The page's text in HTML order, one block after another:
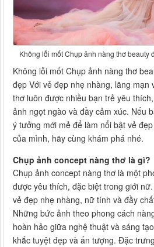
Không lỗi mốt Chụp ảnh nàng thơ beauty
Không lỗi mốt Chụp ảnh nàng thơ
đẹp Với vẻ đẹp nhẹ nhàng, lãng mạn
thơ luôn được nhiều bạn trẻ yêu
ảnh ngọt ngào và đầy cảm xúc. Nếu
ý tưởng mới mẻ để làm nổi bật vẻ
của mình, hãy cùng khám phá nhé.
Chụp ảnh concept nàng thơ là gì?
Chụp ảnh concept nàng thơ là một
được yêu thích, đặc biệt trong giới
vẻ đẹp nhẹ nhàng, nữ tính và đầy
Những bức ảnh theo phong cách
hoàn hảo giữa nghệ thuật và sáng
khắc tuyệt đẹp và ấn tượng. Đặc